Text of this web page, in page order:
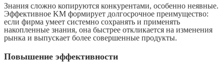
Знания сложно копируются конкурентами, особенно неявные.
Эффективное KM формирует долгосрочное преимущество:
если фирма умеет системно сохранять и применять
накопленные знания, она быстрее откликается на изменения
рынка и выпускает более совершенные продукты.
Повышение эффективности